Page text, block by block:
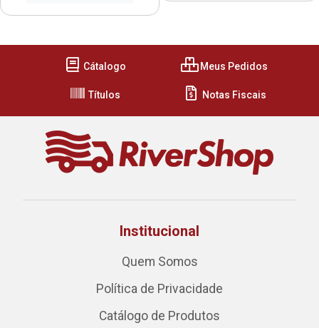
Cátalogo Meus Pedidos
Títulos Notas Fiscais
Institucional
Quem Somos
Política de Privacidade
Catálogo de Produtos